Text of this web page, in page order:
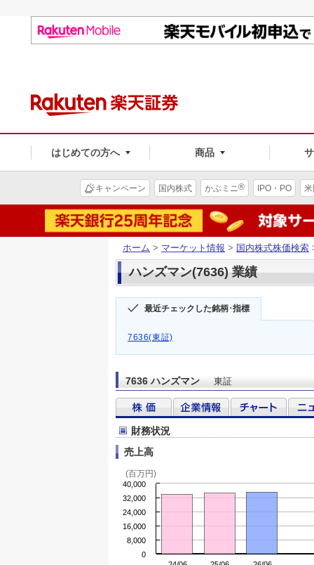
はじめての方へ 商品
キャンペーン 国内株式 かぶミニ® IPO・PO
ホーム > マーケット情報 > 国内株式株価検索
ハンズマン(7636) 業績
最近チェックした銘柄･指標
7636(東証)
7636 ハンズマン 東証